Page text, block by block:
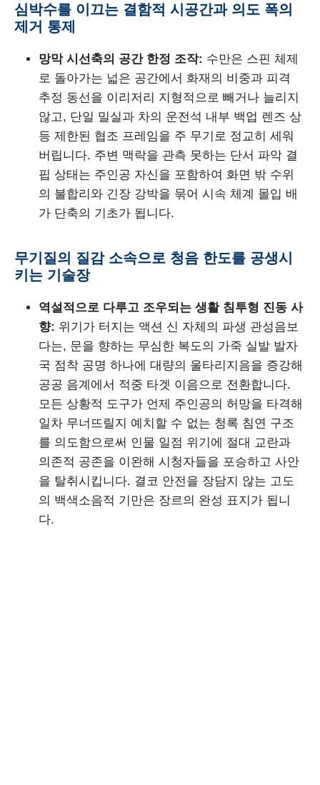
심박수를 이끄는 결함적 시공간과 의도 폭의
제거 통제
망막 시선축의 공간 한정 조작: 수만은 스핀 체제
로 돌아가는 넓은 공간에서 화재의 비중과 피격
추정 동선을 이리저리 지형적으로 빼거나 늘리지
않고, 단일 밀실과 차의 운전석 내부 백업 렌즈 상
등 제한된 협조 프레임을 주 무기로 정교히 세워
버립니다. 주변 맥락을 관측 못하는 단서 파악 결
핍 상태는 주인공 자신을 포함하여 화면 밖 수위
의 불합리와 긴장 강박을 묶어 시속 체계 몰입 배
가 단축의 기초가 됩니다.
무기질의 질감 소속으로 청음 한도를 공생시
키는 기술장
역설적으로 다루고 조우되는 생활 침투형 진동 사
향: 위기가 터지는 액션 신 자체의 파생 관성음보
다는, 문을 향하는 무심한 복도의 가죽 실발 발자
국 점착 공명 하나에 대량의 울타리지음을 증강해
공공 음계에서 적중 타겟 이음으로 전환합니다.
모든 상황적 도구가 언제 주인공의 허망을 타격해
일차 무너뜨릴지 예치할 수 없는 청록 침연 구조
를 의도함으로써 인물 일점 위기에 절대 교란과
의존적 공존을 이완해 시청자들을 포승하고 사안
을 탈취시킵니다. 결코 안전을 장담지 않는 고도
의 백색소음적 기만은 장르의 완성 표지가 됩니
다.